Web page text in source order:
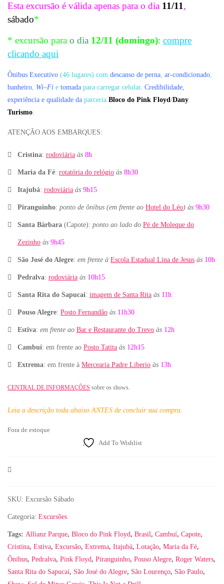
Esta excursão é válida apenas para o dia 11/11,
sábado*
* excursão para o dia 12/11 (domingo): compre
clicando aqui
Ônibus Executivo (46 lugares) com descanso de perna, ar-condicionado,
banheiro, Wi–Fi e tomada para carregar celular. Credibilidade,
experiência e qualidade da parceria Bloco do Pink Floyd/Dany
Turismo.
ATENÇÃO AOS EMBARQUES:
Cristina: rodoviária às 8h
Maria da Fé: rotatória do relógio às 8h30
Itajubá: rodoviária às 9h15
Piranguinho: ponto de ônibus (em frente ao Hotel do Léo) às 9h30
Santa Bárbara (Capote): ponto ao lado do Pé de Moleque do
Zezinho às 9h45
São José do Alegre: em frente à Escola Estadual Lina de Jesus às 10h
Pedralva: rodoviária às 10h15
Santa Rita do Sapucaí: imagem de Santa Rita às 11h
Pouso Alegre: Posto Fernandão às 11h30
Estiva: em frente ao Bar e Restaurante do Trevo às 12h
Cambuí: em frente ao Posto Tatita às 12h15
Extrema: em frente à Mercearia Padre Liberio às 13h
CENTRAL DE INFORMAÇÕES sobre os shows.
Leia a descrição toda abaixo ANTES de concluir sua compra.
Fora de estoque
Add To Wishlist
SKU: Excursão Sábado
Categoria: Excursões
Tags: Allianz Parque, Bloco do Pink Floyd, Brasil, Cambuí, Capote,
Cristina, Estiva, Excursão, Extrema, Itajubá, Lotação, Maria da Fé,
Ônibus, Pedralva, Pink Floyd, Piranguinho, Pouso Alegre, Roger Waters,
Santa Rita do Sapucaí, São José do Alegre, São Lourenço, São Paulo,